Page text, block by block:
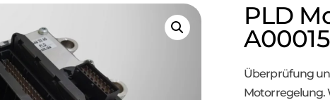
PLD
Überprüfung
Motorregelung.